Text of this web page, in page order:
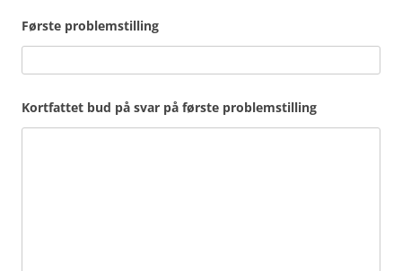
Første problemstilling
Kortfattet bud på svar på første problemstilling